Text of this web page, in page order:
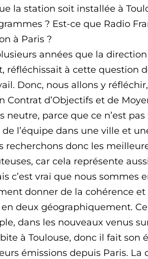
la station soit installée à
? Est-ce que Radio
à Paris ?
années que la
réfléchissait à cette question
Donc, nous allons y
d’Objectifs et de
neutre, parce que ce n’est
l’équipe dans une ville et
recherchons donc les
car cela représente
c’est vrai que nous sommes
donner de la cohérence
deux géographiquement.
dans les nouveaux venus
à Toulouse, donc il fait son
émissions depuis Paris. La